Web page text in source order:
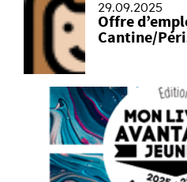
29.09.2025
Offre
Cantine/